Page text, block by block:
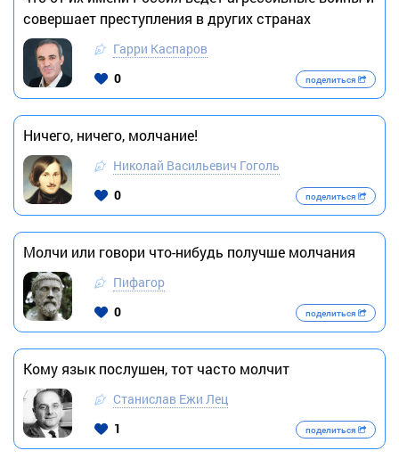
совершает преступления в других странах
Гарри Каспаров
0
поделиться
Ничего, ничего, молчание!
Николай Васильевич Гоголь
0
поделиться
Молчи или говори что-нибудь получше молчания
Пифагор
0
поделиться
Кому язык послушен, тот часто молчит
Станислав Ежи Лец
1
поделиться